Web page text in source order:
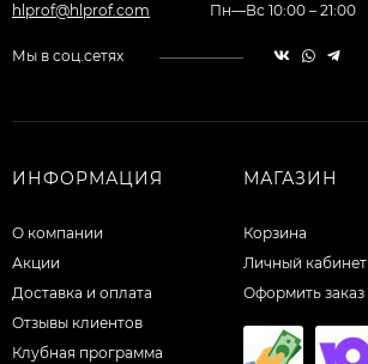
hlprof@hlprof.com Пн—Вс 10:00 – 21:00
Мы в соц.сетях
ИНФОРМАЦИЯ
О компании
Акции
Доставка и оплата
Отзывы клиентов
Клубная программа
МАГАЗИН
Корзина
Личный кабинет
Оформить заказ